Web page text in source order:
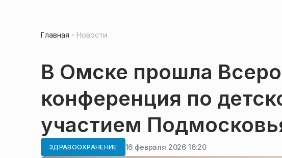
Главная Новости
В Омске прошла
конференция по
участием
ЗДРАВООХРАНЕНИЕ 16 февраля 2026 16:20